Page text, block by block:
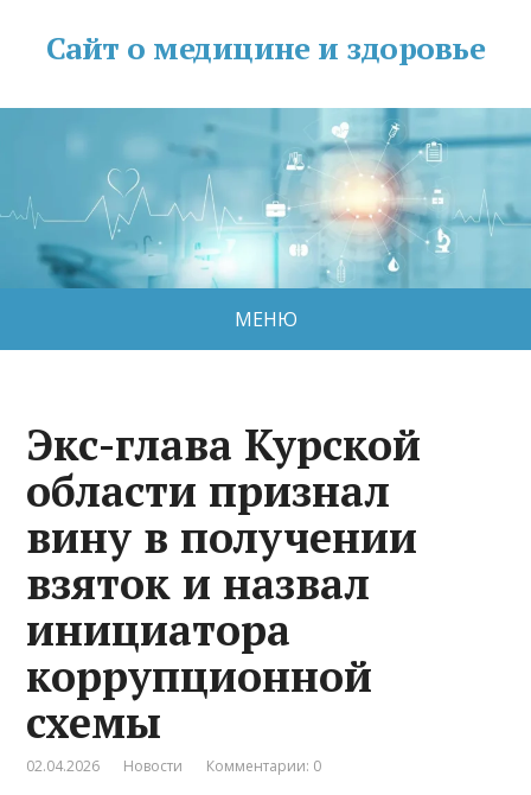
Сайт о медицине и здоровье
МЕНЮ
Экс-глава Курской
области признал
вину в получении
взяток и назвал
инициатора
коррупционной
схемы
02.04.2026 Новости Комментарии: 0